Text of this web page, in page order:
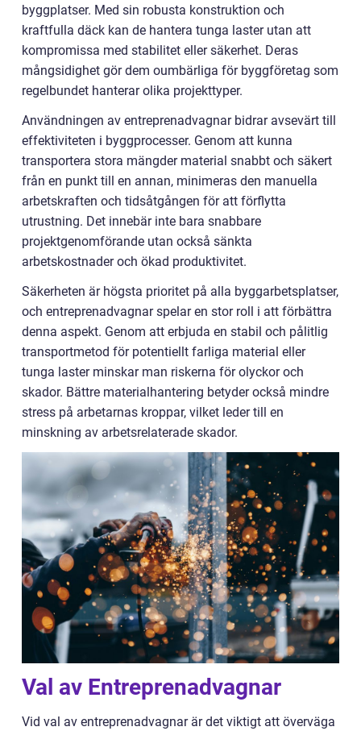
byggplatser. Med sin robusta konstruktion och
kraftfulla däck kan de hantera tunga laster utan att
kompromissa med stabilitet eller säkerhet. Deras
mångsidighet gör dem oumbärliga för byggföretag som
regelbundet hanterar olika projekttyper.
Användningen av entreprenadvagnar bidrar avsevärt till
effektiviteten i byggprocesser. Genom att kunna
transportera stora mängder material snabbt och säkert
från en punkt till en annan, minimeras den manuella
arbetskraften och tidsåtgången för att förflytta
utrustning. Det innebär inte bara snabbare
projektgenomförande utan också sänkta
arbetskostnader och ökad produktivitet.
Säkerheten är högsta prioritet på alla byggarbetsplatser,
och entreprenadvagnar spelar en stor roll i att förbättra
denna aspekt. Genom att erbjuda en stabil och pålitlig
transportmetod för potentiellt farliga material eller
tunga laster minskar man riskerna för olyckor och
skador. Bättre materialhantering betyder också mindre
stress på arbetarnas kroppar, vilket leder till en
minskning av arbetsrelaterade skador.
Val av Entreprenadvagnar
Vid val av entreprenadvagnar är det viktigt att överväga